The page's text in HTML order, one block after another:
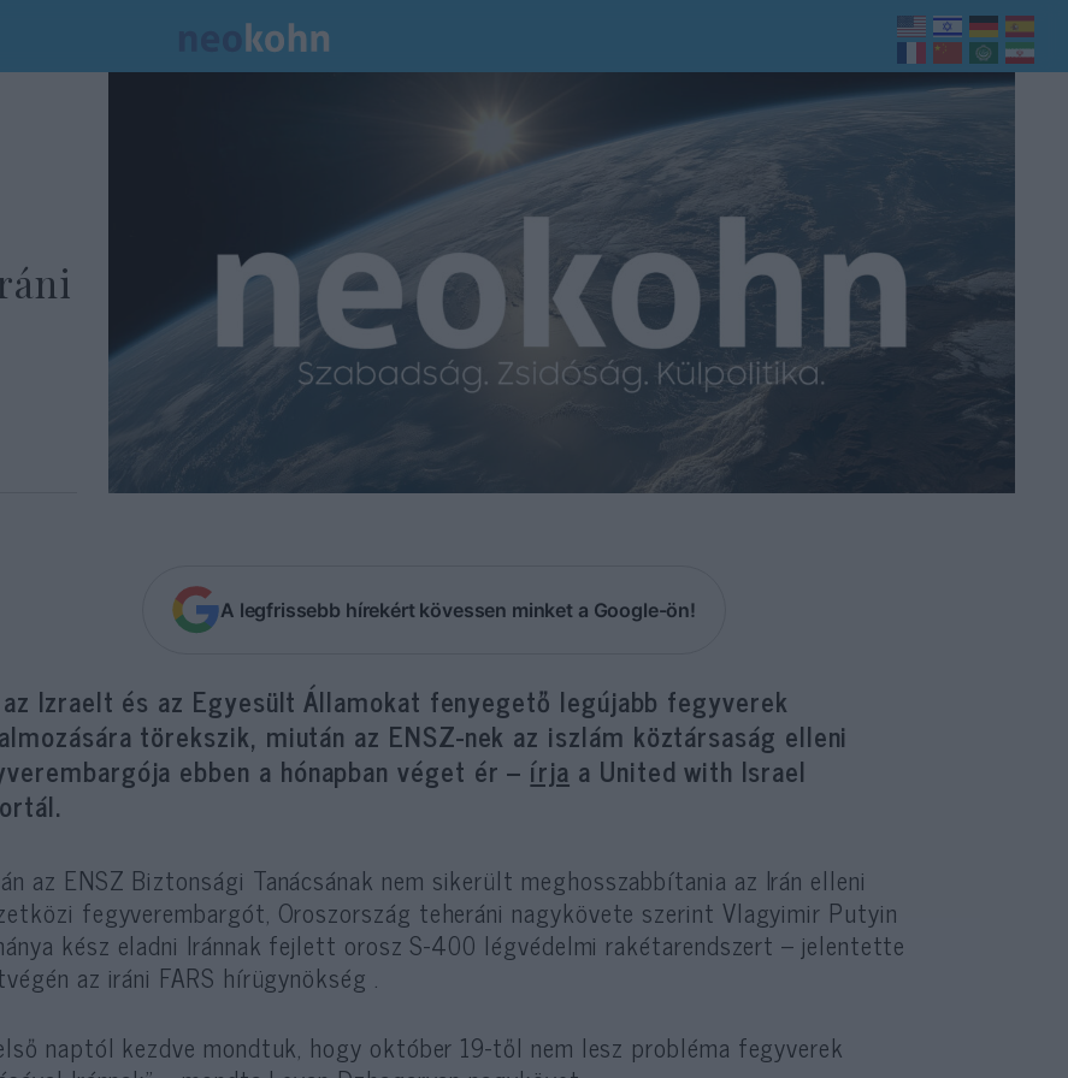
A legfrissebb hírekért kövessen minket a Google-ön!
Izraelt és az Egyesült Államokat fenyegető legújabb fegyverek
törekszik, miután az ENSZ-nek az iszlám köztársaság elleni
ebben a hónapban véget ér – írja a United with Israel
az ENSZ Biztonsági Tanácsának nem sikerült meghosszabbítania az Irán elleni
fegyverembargót, Oroszország teheráni nagykövete szerint Vlagyimir Putyin
kész eladni Iránnak fejlett orosz S-400 légvédelmi rakétarendszert – jelentette
az iráni FARS hírügynökség .
naptól kezdve mondtuk, hogy október 19-től nem lesz probléma fegyverek